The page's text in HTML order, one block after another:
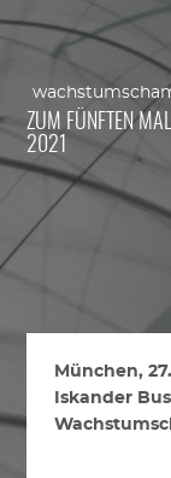
ZUM FÜNFTEN
2021
München,
Iskander